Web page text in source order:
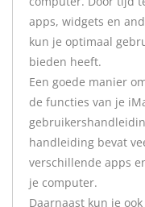
apps, widgets en
kun je optimaal
bieden heeft.
Een goede manier
de functies van je
handleiding bevat
verschillende apps
je computer.
Daarnaast kun je